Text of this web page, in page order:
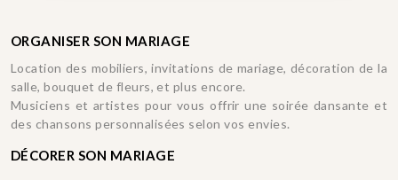
ORGANISER SON MARIAGE
Location des mobiliers, invitations de mariage, décoration de la
salle, bouquet de fleurs, et plus encore.
Musiciens et artistes pour vous offrir une soirée dansante et
des chansons personnalisées selon vos envies.
DÉCORER SON MARIAGE